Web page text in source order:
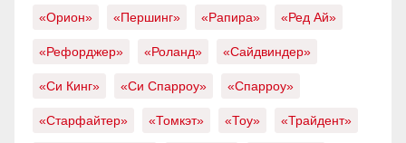
«Орион» «Першинг» «Рапира» «Ред Ай»
«Рефорджер» «Роланд» «Сайдвиндер»
«Си Кинг» «Си Спарроу» «Спарроу»
«Старфайтер» «Томкэт» «Тоу» «Трайдент»